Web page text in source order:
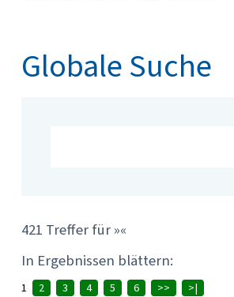
Globale Suche
421 Treffer für »«
In Ergebnissen blättern:
1 2 3 4 5 6 >> >|